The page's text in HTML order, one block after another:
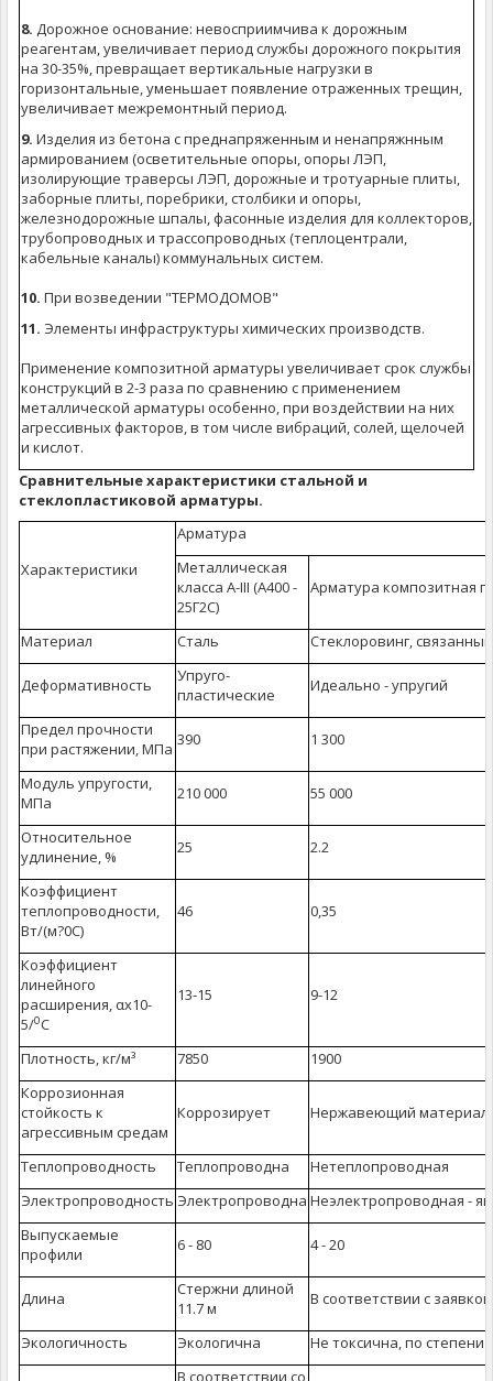
8. Дорожное основание: невосприимчива к дорожным
реагентам, увеличивает период службы дорожного покрытия
на 30-35%, превращает вертикальные нагрузки в
горизонтальные, уменьшает появление отраженных трещин,
увеличивает межремонтный период.
9. Изделия из бетона с преднапряженным и ненапряжнным
армированием (осветительные опоры, опоры ЛЭП,
изолирующие траверсы ЛЭП, дорожные и тротуарные плиты,
заборные плиты, поребрики, столбики и опоры,
железнодорожные шпалы, фасонные изделия для коллекторов,
трубопроводных и трассопроводных (теплоцентрали,
кабельные каналы) коммунальных систем.
10. При возведении "ТЕРМОДОМОВ"
11. Элементы инфраструктуры химических производств.
Применение композитной арматуры увеличивает срок службы
конструкций в 2-3 раза по сравнению с применением
металлической арматуры особенно, при воздействии на них
агрессивных факторов, в том числе вибраций, солей, щелочей
и кислот.
Сравнительные характеристики стальной и
стеклопластиковой арматуры.
Характеристики
Арматура
Металлическая
класса А-III (А400 -
25Г2С)
Арматура композитная
Материал Сталь Стеклоровинг,
Деформативность
Упруго-
пластические
Идеально - упругий
Предел прочности
при растяжении, МПа 390 1 300
Модуль упругости,
МПа
210 000 55 000
Относительное
удлинение, %
25 2.2
Коэффициент
теплопроводности,
Вт/(м?0С)
46 0,35
Коэффициент
линейного
расширения, αх10-
5/0С
13-15 9-12
Плотность, кг/м³ 7850
1900
Коррозионная
стойкость к
агрессивным средам
Коррозирует Нержавеющий материал
Теплопроводность Теплопроводна
Нетеплопроводная
Электропроводность Электропроводна Неэлектропроводная -
Выпускаемые
профили
6 - 80 4 - 20
Длина
Стержни длиной
11.7 м
В соответствии с
Экологичность Экологична
Не токсична, по степени
В соответствии со